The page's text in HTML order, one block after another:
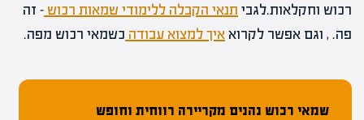
רכוש וחקלאות.לגבי תנאי הקבלה ללימודי שמאות רכוש – זה
פה. , וגם אפשר לקרואאיך למצוא עבודה כשמאי רכוש מפה.
שמאי רכוש נהנים מקריירה רווחית וחופש